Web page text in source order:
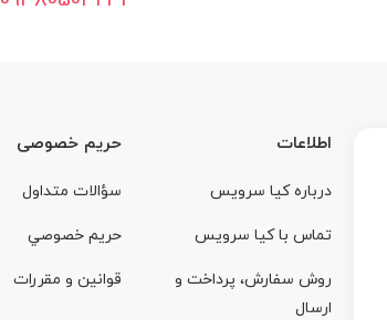
اطلاعات
درباره کيا سرويس
تماس با کيا سرويس
روش سفارش، پرداخت و
ارسال
حریم خصوصی
سؤالات متداول
حريم خصوصي
قوانين و مقررات